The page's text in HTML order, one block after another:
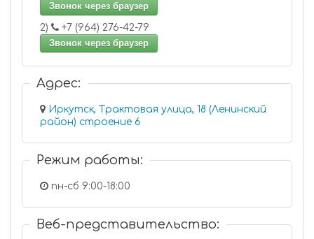
Звонок через браузер
2)
+7 (964) 276-42-79
Звонок через браузер
Адрес:
Иркутск, Трактовая улица, 18 (Ленинский
район) строение 6
Режим работы:
пн-сб 9:00-18:00
Веб-представительство: